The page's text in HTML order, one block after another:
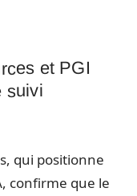
et PGI
suivi
qui positionne
confirme que le